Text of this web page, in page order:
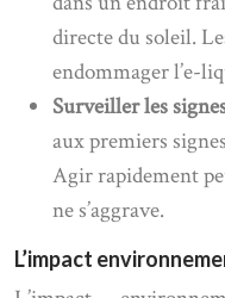
directe du soleil.
endommager l’e-
Surveiller les
aux premiers
Agir rapidement
ne s’aggrave.
L’impact